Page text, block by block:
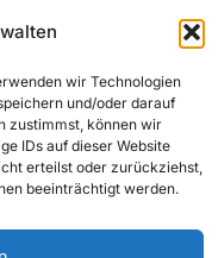
wir Technologien
und/oder darauf
zustimmst, können wir
IDs auf dieser Website
erteilst oder zurückziehst,
beeinträchtigt werden.
leben.